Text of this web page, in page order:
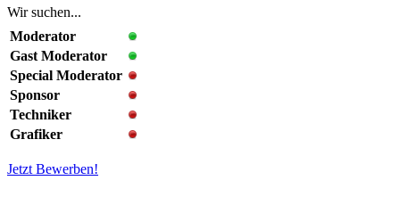
Wir suchen...
Moderator
Gast Moderator
Special Moderator
Sponsor
Techniker
Grafiker
Jetzt Bewerben!